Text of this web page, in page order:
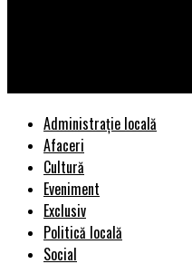
Administrație locală
Afaceri
Cultură
Eveniment
Exclusiv
Politică locală
Social